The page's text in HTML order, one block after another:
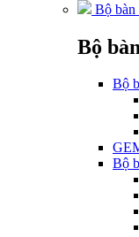
Bộ bàn
Bộ
Bộ
Bộ